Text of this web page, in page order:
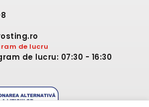
de lucru
de lucru: 07:30 - 16:30